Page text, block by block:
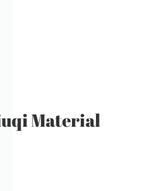
Material